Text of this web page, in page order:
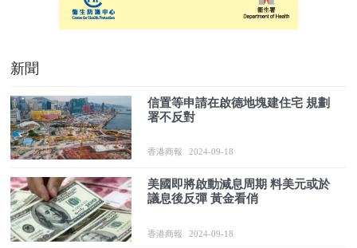
新聞
信置等申請在啟德地塊建住宅 規劃
署不反對
香港商報 2024-09-18
美國即將啟動減息周期 料美元或於
議息後反彈 黃金看俏
香港商報 2024-09-18